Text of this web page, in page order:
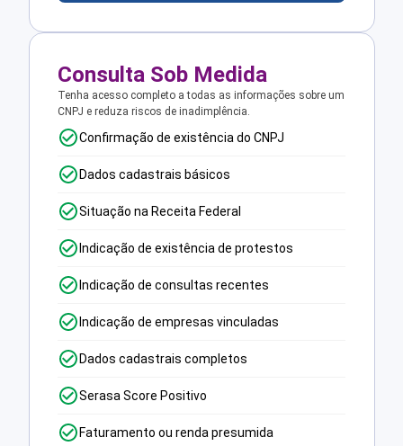
Consulta Sob Medida
Tenha acesso completo a todas as informações sobre um
CNPJ e reduza riscos de inadimplência.
Confirmação de existência do CNPJ
Dados cadastrais básicos
Situação na Receita Federal
Indicação de existência de protestos
Indicação de consultas recentes
Indicação de empresas vinculadas
Dados cadastrais completos
Serasa Score Positivo
Faturamento ou renda presumida